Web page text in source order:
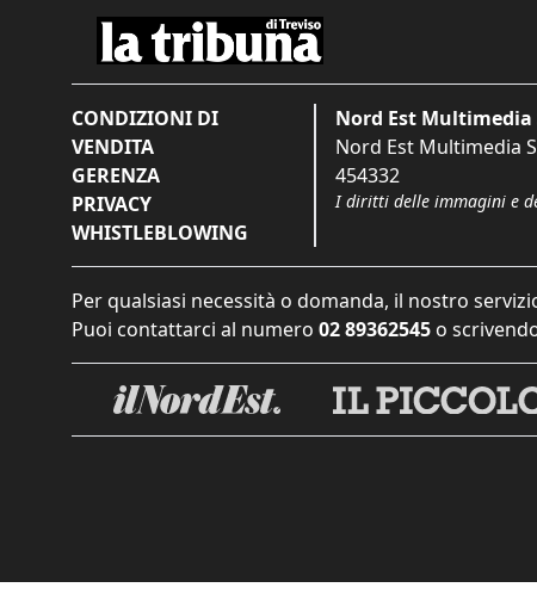
CONDIZIONI DI
VENDITA
GERENZA
PRIVACY
WHISTLEBLOWING
Nord Est Multimedia
Nord Est Multimedia
454332
I diritti delle immagini e
Per qualsiasi necessità o domanda, il nostro
Puoi contattarci al numero 02 89362545 o